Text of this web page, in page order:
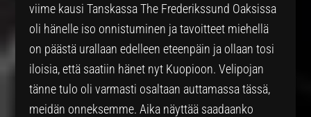
viime kausi Tanskassa The Frederikssund Oaksissa
oli hänelle iso onnistuminen ja tavoitteet miehellä
on päästä urallaan edelleen eteenpäin ja ollaan tosi
iloisia, että saatiin hänet nyt Kuopioon. Velipojan
tänne tulo oli varmasti osaltaan auttamassa tässä,
meidän onneksemme. Aika näyttää saadaanko